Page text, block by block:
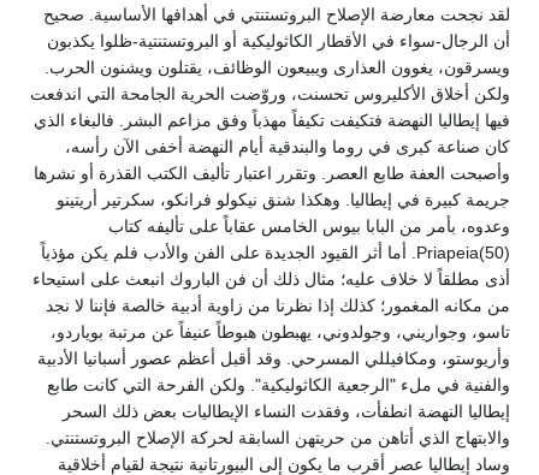
لقد نجحت معارضة الإصلاح البروتستنتي في أهدافها الأساسية. صحيح
أن الرجال-سواء في الأقطار الكاثوليكية أو البروتستنتية-ظلوا يكذبون
ويسرقون، يغوون العذارى ويبيعون الوظائف، يقتلون ويشنون الحرب.
ولكن أخلاق الأكليروس تحسنت، وروّضت الحرية الجامحة التي اندفعت
فيها إيطاليا النهضة فتكيفت تكيفاً مهذباً وفق مزاعم البشر. فالبغاء الذي
كان صناعة كبرى في روما والبندقية أيام النهضة أخفى الآن رأسه،
وأصبحت العفة طابع العصر. وتقرر اعتبار تأليف الكتب القذرة أو نشرها
جريمة كبيرة في إيطاليا. وهكذا شنق نيكولو فرانكو، سكرتير أريتينو
وعدوه، بأمر من البابا بيوس الخامس عقاباً على تأليفه كتاب
Priapeia(50). أما أثر القيود الجديدة على الفن والأدب فلم يكن مؤذياً
أذى مطلقاً لا خلاف عليه؛ مثال ذلك أن فن الباروك انبعث على استيحاء
من مكانه المغمور؛ كذلك إذا نظرنا من زاوية أدبية خالصة فإننا لا نجد
تاسو، وجواريني، وجولدوني، يهبطون هبوطاً عنيفاً عن مرتبة بوياردو،
وأريوستو، ومكافيللي المسرحي. وقد أقبل أعظم عصور أسبانيا الأدبية
والفنية في ملء "الرجعية الكاثوليكية". ولكن الفرحة التي كانت طابع
إيطاليا النهضة انطفأت، وفقدت النساء الإيطاليات بعض ذلك السحر
والابتهاج الذي أتاهن من حريتهن السابقة لحركة الإصلاح البروتستنتي.
وساد إيطاليا عصر أقرب ما يكون إلى البيورتانية نتيجة لقيام أخلاقية